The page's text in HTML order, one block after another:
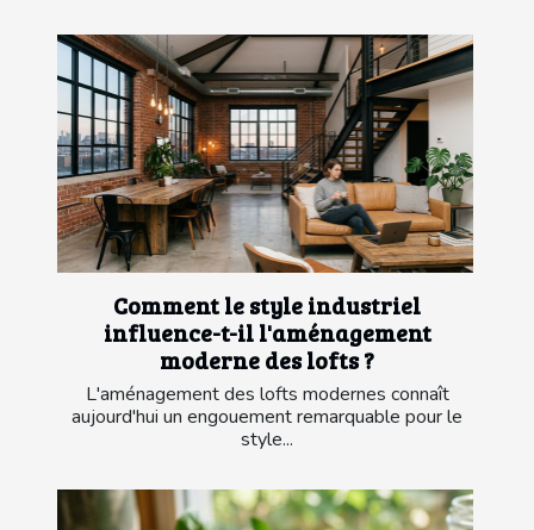
Comment le style industriel
influence-t-il l'aménagement
moderne des lofts ?
L'aménagement des lofts modernes connaît
aujourd'hui un engouement remarquable pour le
style...